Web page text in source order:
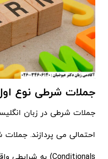
جملات شرطی نوع
جملات شرطی در زبان